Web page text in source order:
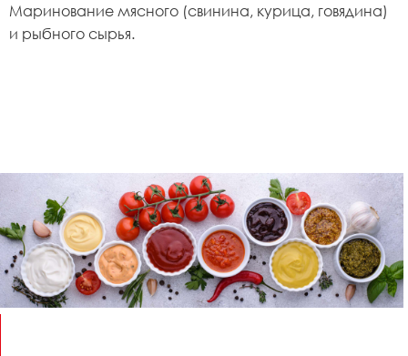
Маринование мясного (свинина, курица, говядина)
и рыбного сырья.